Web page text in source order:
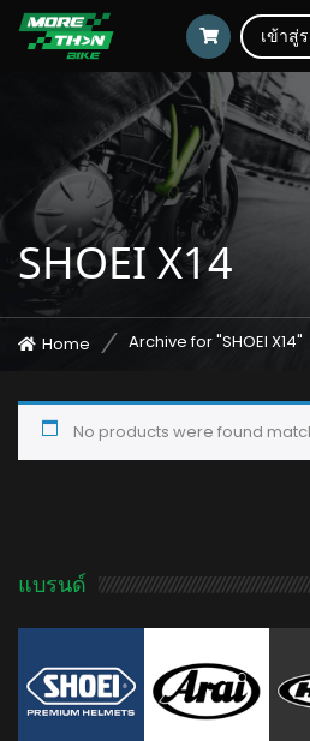
เข้าสู่
SHOEI X14
Home Archive for "SHOEI X14"
No products were found
แบรนด์